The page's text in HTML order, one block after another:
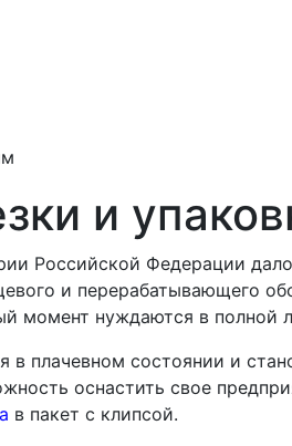
и
Российской Федерации
и перерабатывающего
момент нуждаются в полной
в плачевном состоянии и
оснастить свое
в пакет с клипсой.